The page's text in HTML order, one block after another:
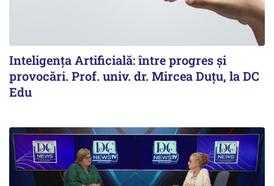
Inteligența Artificială: între progres și
provocări. Prof. univ. dr. Mircea Duțu, la DC
Edu